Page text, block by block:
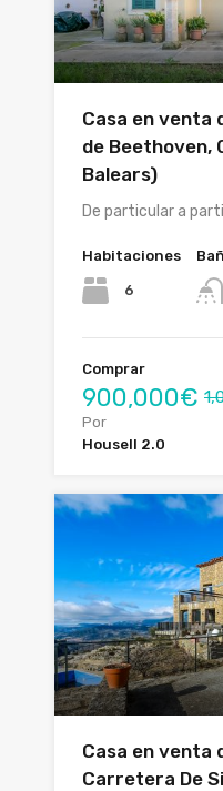
Casa en venta
de Beethoven,
Balears)
De particular a
Habitaciones
6
Comprar
900,000€
Por
Housell 2.0
Casa en venta
Carretera De